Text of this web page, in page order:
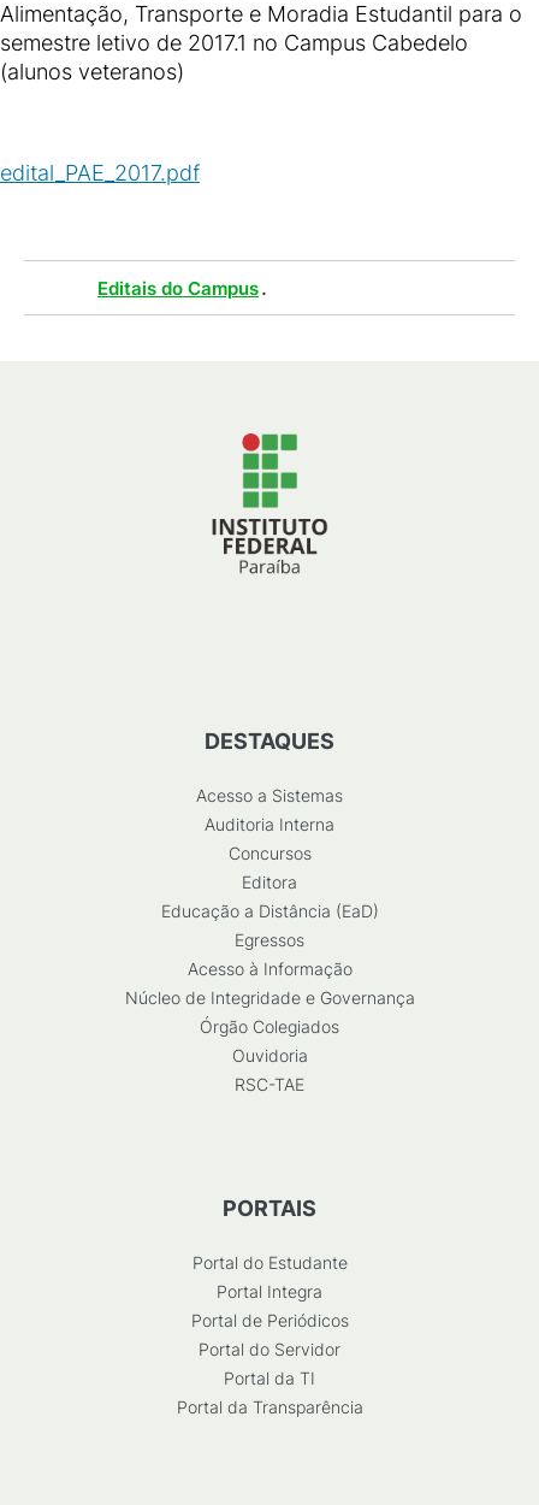
Alimentação, Transporte e Moradia Estudantil para o
semestre letivo de 2017.1 no Campus Cabedelo
(alunos veteranos)
edital_PAE_2017.pdf
Editais do Campus.
DESTAQUES
Acesso a Sistemas
Auditoria Interna
Concursos
Editora
Educação a Distância (EaD)
Egressos
Acesso à Informação
Núcleo de Integridade e Governança
Órgão Colegiados
Ouvidoria
RSC-TAE
PORTAIS
Portal do Estudante
Portal Integra
Portal de Periódicos
Portal do Servidor
Portal da TI
Portal da Transparência